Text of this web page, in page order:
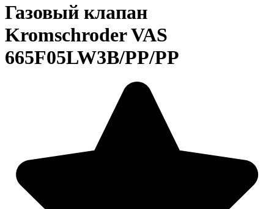
Газовый клапан
Kromschroder VAS
665F05LW3B/PP/PP